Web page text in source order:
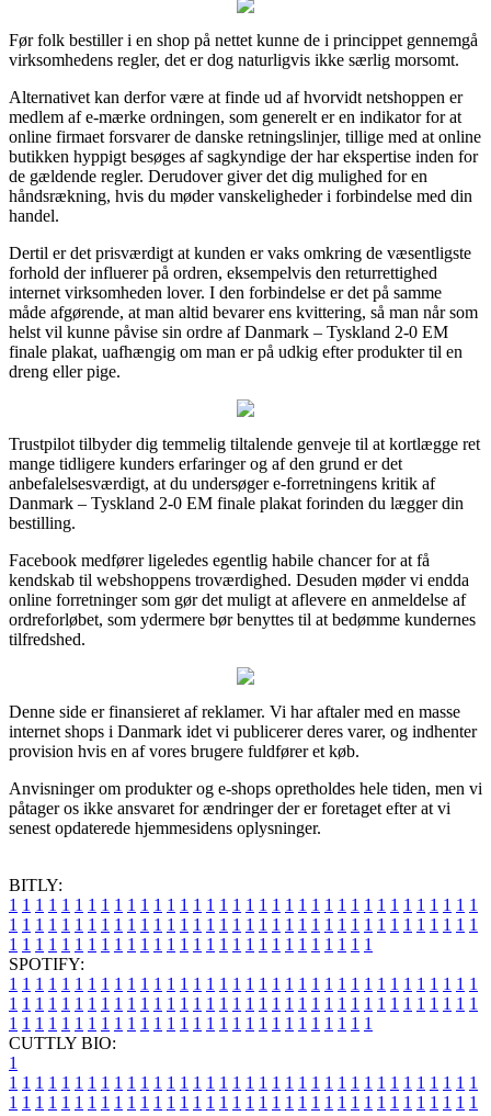
Før folk bestiller i en shop på nettet kunne de i princippet gennemgå
virksomhedens regler, det er dog naturligvis ikke særlig morsomt.
Alternativet kan derfor være at finde ud af hvorvidt netshoppen er
medlem af e-mærke ordningen, som generelt er en indikator for at
online firmaet forsvarer de danske retningslinjer, tillige med at online
butikken hyppigt besøges af sagkyndige der har ekspertise inden for
de gældende regler. Derudover giver det dig mulighed for en
håndsrækning, hvis du møder vanskeligheder i forbindelse med din
handel.
Dertil er det prisværdigt at kunden er vaks omkring de væsentligste
forhold der influerer på ordren, eksempelvis den returrettighed
internet virksomheden lover. I den forbindelse er det på samme
måde afgørende, at man altid bevarer ens kvittering, så man når som
helst vil kunne påvise sin ordre af Danmark – Tyskland 2-0 EM
finale plakat, uafhængig om man er på udkig efter produkter til en
dreng eller pige.
Trustpilot tilbyder dig temmelig tiltalende genveje til at kortlægge ret
mange tidligere kunders erfaringer og af den grund er det
anbefalelsesværdigt, at du undersøger e-forretningens kritik af
Danmark – Tyskland 2-0 EM finale plakat forinden du lægger din
bestilling.
Facebook medfører ligeledes egentlig habile chancer for at få
kendskab til webshoppens troværdighed. Desuden møder vi endda
online forretninger som gør det muligt at aflevere en anmeldelse af
ordreforløbet, som ydermere bør benyttes til at bedømme kundernes
tilfredshed.
Denne side er finansieret af reklamer. Vi har aftaler med en masse
internet shops i Danmark idet vi publicerer deres varer, og indhenter
provision hvis en af vores brugere fuldfører et køb.
Anvisninger om produkter og e-shops opretholdes hele tiden, men vi
påtager os ikke ansvaret for ændringer der er foretaget efter at vi
senest opdaterede hjemmesidens oplysninger.
BITLY:
1 1 1 1 1 1 1 1 1 1 1 1 1 1 1 1 1 1 1 1 1 1 1 1 1 1 1 1 1 1 1 1 1 1 1 1
1 1 1 1 1 1 1 1 1 1 1 1 1 1 1 1 1 1 1 1 1 1 1 1 1 1 1 1 1 1 1 1 1 1 1 1
1 1 1 1 1 1 1 1 1 1 1 1 1 1 1 1 1 1 1 1 1 1 1 1 1 1 1 1
SPOTIFY:
1 1 1 1 1 1 1 1 1 1 1 1 1 1 1 1 1 1 1 1 1 1 1 1 1 1 1 1 1 1 1 1 1 1 1 1
1 1 1 1 1 1 1 1 1 1 1 1 1 1 1 1 1 1 1 1 1 1 1 1 1 1 1 1 1 1 1 1 1 1 1 1
1 1 1 1 1 1 1 1 1 1 1 1 1 1 1 1 1 1 1 1 1 1 1 1 1 1 1 1
CUTTLY BIO:
1
1 1 1 1 1 1 1 1 1 1 1 1 1 1 1 1 1 1 1 1 1 1 1 1 1 1 1 1 1 1 1 1 1 1 1 1
1 1 1 1 1 1 1 1 1 1 1 1 1 1 1 1 1 1 1 1 1 1 1 1 1 1 1 1 1 1 1 1 1 1 1 1